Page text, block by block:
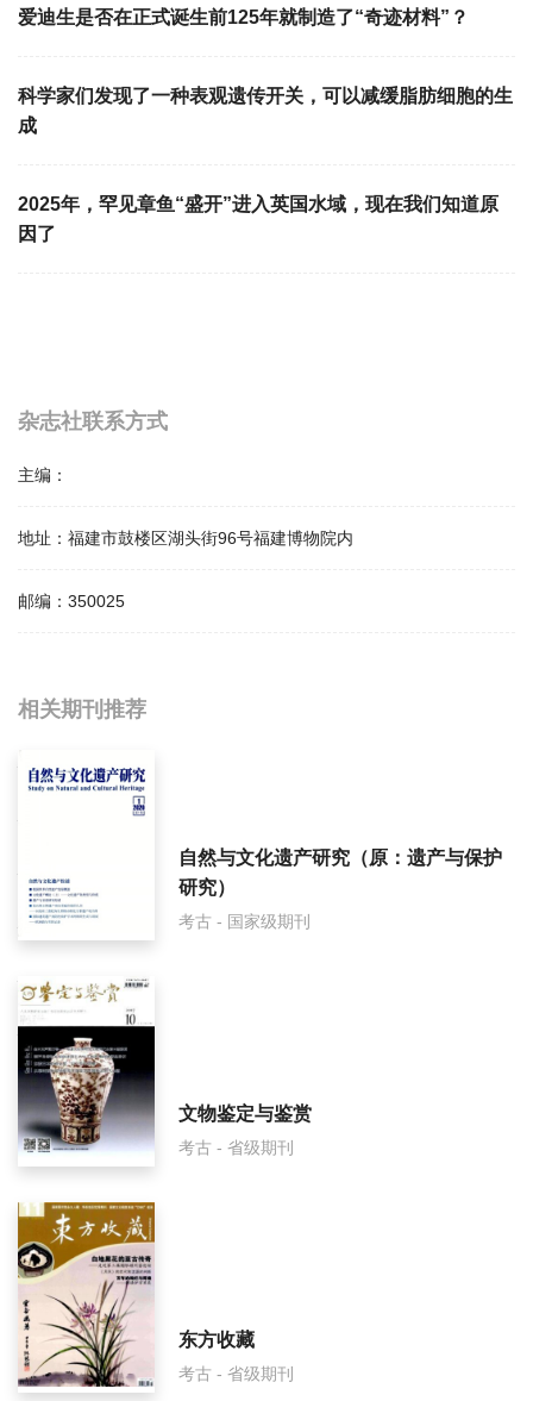
爱迪生是否在正式诞生前125年就制造了“奇迹材料”？
科学家们发现了一种表观遗传开关，可以减缓脂肪细胞的生
成
2025年，罕见章鱼“盛开”进入英国水域，现在我们知道原
因了
杂志社联系方式
主编：
地址： 福建市鼓楼区湖头街96号福建博物院内
邮编： 350025
相关提问
福建文博影响因子是多少？
福建文博怎么样？
福建文博面费如何收取？
福建文博是什么级别刊物？
福建文博审稿要多久？
福建文博是国家级期刊吗？
相关期刊推荐
自然与文化遗产研究（原：遗产与保护
研究）
考古 - 国家级期刊
文物鉴定与鉴赏
考古 - 省级期刊
东方收藏
考古 - 省级期刊